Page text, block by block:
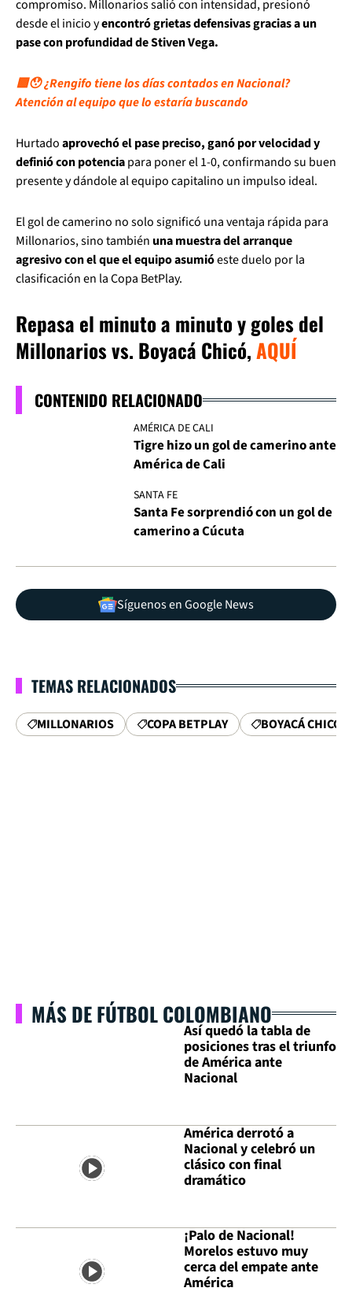
compromiso. Millonarios salió con intensidad, presionó
desde el inicio yencontró grietas defensivas gracias a un
pase con profundidad de Stiven Vega.
🟩😯 ¿Rengifo tiene los días contados en Nacional?
Atención al equipo que lo estaría buscando
Hurtadoaprovechó el pase preciso, ganó por velocidad y
definió con potenciapara poner el 1-0, confirmando su buen
presente y dándole al equipo capitalino un impulso ideal.
El gol de camerino no solo significó una ventaja rápida para
Millonarios, sino también una muestra del arranque
agresivo con el que el equipo asumióeste duelo por la
clasificación en la Copa BetPlay.
Repasa el minuto a minuto y goles del
Millonarios vs. Boyacá Chicó,AQUÍ
CONTENIDO RELACIONADO
AMÉRICA DE CALI
Tigre hizo un gol de camerino ante
América de Cali
SANTA FE
Santa Fe sorprendió con un gol de
camerino a Cúcuta
Síguenos en Google News
TEMAS RELACIONADOS
MILLONARIOS COPA BETPLAY BOYACÁ CHICÓ
MÁS DE FÚTBOL COLOMBIANO
Así quedó la tabla de
posiciones tras el triunfo
de América ante
Nacional
América derrotó a
Nacional y celebró un
clásico con final
dramático
¡Palo de Nacional!
Morelos estuvo muy
cerca del empate ante
América